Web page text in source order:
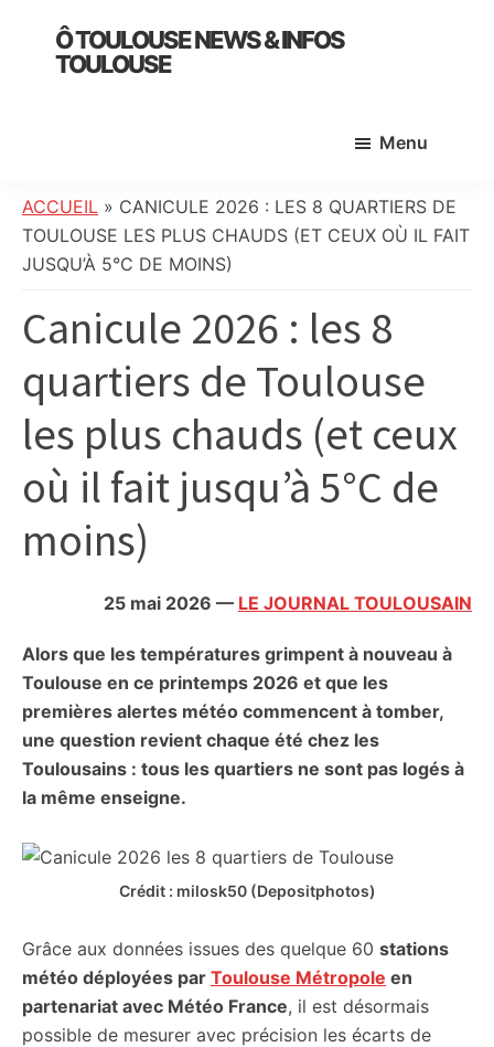
primary
Ô TOULOUSE NEWS & INFOS
TOULOUSE
:
info
locale,
culture,
politique,
météo,
divers
et
initiatives
citoyennes
Menu
ACCUEIL » CANICULE 2026 : LES 8 QUARTIERS DE
TOULOUSE LES PLUS CHAUDS (ET CEUX OÙ IL FAIT
JUSQU’À 5°C DE MOINS)
Canicule 2026 : les 8
quartiers de Toulouse
les plus chauds (et ceux
où il fait jusqu’à 5°C de
moins)
25 mai 2026 — LE JOURNAL TOULOUSAIN
Alors que les températures grimpent à nouveau à
Toulouse en ce printemps 2026 et que les
premières alertes météo commencent à tomber,
une question revient chaque été chez les
Toulousains : tous les quartiers ne sont pas logés à
la même enseigne.
Crédit : milosk50 (Depositphotos)
Grâce aux données issues des quelque 60 stations
météo déployées par Toulouse Métropole en
partenariat avec Météo France, il est désormais
possible de mesurer avec précision les écarts de